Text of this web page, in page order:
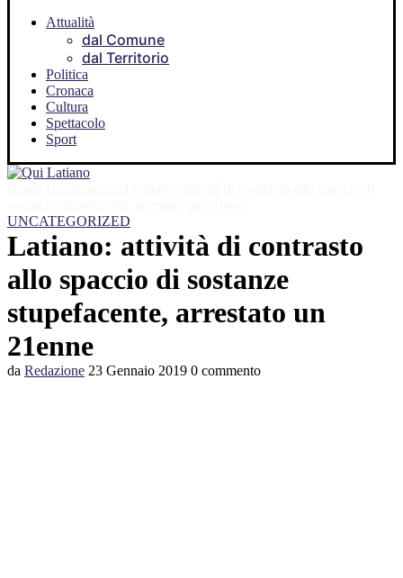
Attualità
dal Comune
dal Territorio
Politica
Cronaca
Cultura
Spettacolo
Sport
UNCATEGORIZED
Latiano: attività di contrasto
allo spaccio di sostanze
stupefacente, arrestato un
21enne
da Redazione 23 Gennaio 2019 0 commento